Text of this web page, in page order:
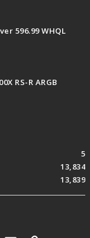
596.99 WHQL
RS-R ARGB
5
13,834
13,839